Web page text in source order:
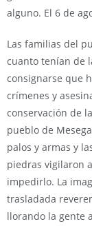
alguno. El 6 de
Las familias del
cuanto tenían de
consignarse que
crímenes y
conservación de
pueblo de
palos y armas y
piedras vigilaron
impedirlo. La
trasladada
llorando la gente